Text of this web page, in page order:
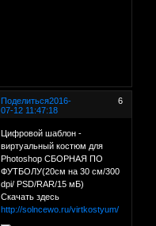
Поделиться 6
2016-
07-12 11:47:18
Цифровой шаблон -
виртуальный костюм для
Photoshop СБОРНАЯ ПО
ФУТБОЛУ(20см на 30 см/300
dpi/ PSD/RAR/15 мБ)
Скачать здесь
http://solncewo.ru/virtkostyum/